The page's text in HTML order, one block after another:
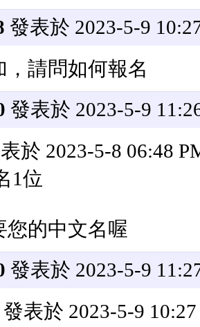
發表於 2023-5-9
，請問如何報名
發表於 2023-5-9
於 2023-5-8 06:48
1位
您的中文名喔
發表於 2023-5-9
表於 2023-5-9